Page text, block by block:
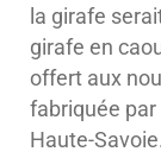
la girafe
girafe en
offert aux
fabriquée
Haute-